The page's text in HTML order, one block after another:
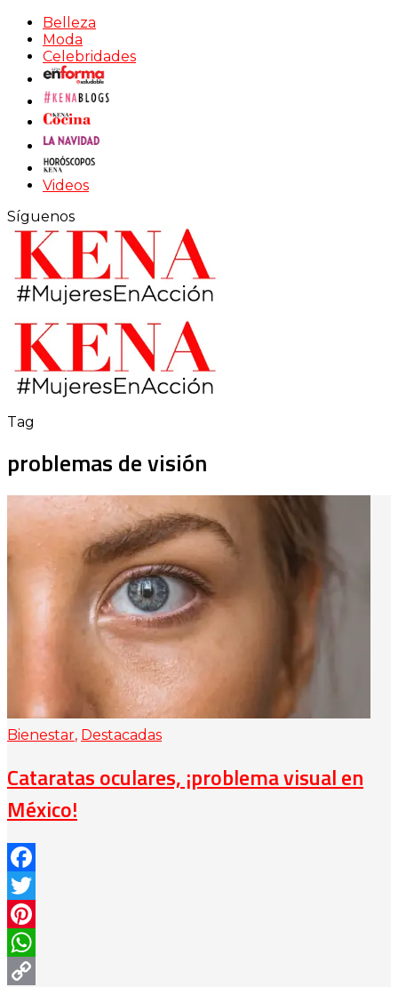
Belleza
Moda
Celebridades
Videos
Síguenos
Tag
problemas de visión
Bienestar, Destacadas
Cataratas oculares, ¡problema visual en
México!
Facebook
Twitter
Pinterest
WhatsApp